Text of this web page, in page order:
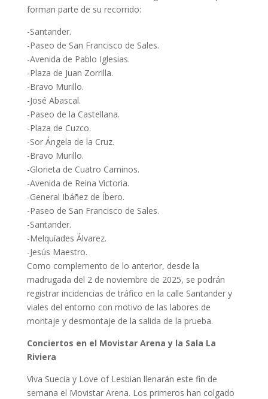
forman parte de su recorrido:
-Santander.
-Paseo de San Francisco de Sales.
-Avenida de Pablo Iglesias.
-Plaza de Juan Zorrilla.
-Bravo Murillo.
-José Abascal.
-Paseo de la Castellana.
-Plaza de Cuzco.
-Sor Ángela de la Cruz.
-Bravo Murillo.
-Glorieta de Cuatro Caminos.
-Avenida de Reina Victoria.
-General Ibáñez de Íbero.
-Paseo de San Francisco de Sales.
-Santander.
-Melquíades Álvarez.
-Jesús Maestro.
Como complemento de lo anterior, desde la
madrugada del 2 de noviembre de 2025, se podrán
registrar incidencias de tráfico en la calle Santander y
viales del entorno con motivo de las labores de
montaje y desmontaje de la salida de la prueba.
Conciertos en el Movistar Arena y la Sala La
Riviera
Viva Suecia y Love of Lesbian llenarán este fin de
semana el Movistar Arena. Los primeros han colgado